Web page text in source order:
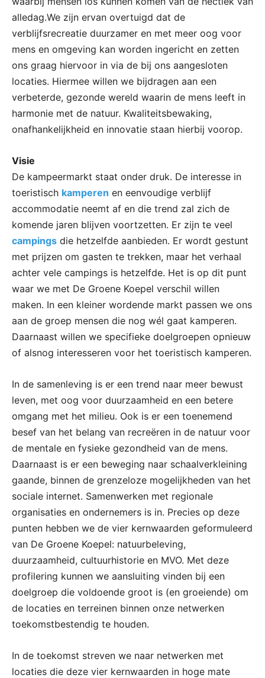
alledag.We zijn ervan overtuigd dat de
verblijfsrecreatie duurzamer en met meer oog voor
mens en omgeving kan worden ingericht en zetten
ons graag hiervoor in via de bij ons aangesloten
locaties. Hiermee willen we bijdragen aan een
verbeterde, gezonde wereld waarin de mens leeft in
harmonie met de natuur. Kwaliteitsbewaking,
onafhankelijkheid en innovatie staan hierbij voorop.
Visie
De kampeermarkt staat onder druk. De interesse in
toeristisch kamperen en eenvoudige verblijf
accommodatie neemt af en die trend zal zich de
komende jaren blijven voortzetten. Er zijn te veel
campings die hetzelfde aanbieden. Er wordt gestunt
met prijzen om gasten te trekken, maar het verhaal
achter vele campings is hetzelfde. Het is op dit punt
waar we met De Groene Koepel verschil willen
maken. In een kleiner wordende markt passen we ons
aan de groep mensen die nog wél gaat kamperen.
Daarnaast willen we specifieke doelgroepen opnieuw
of alsnog interesseren voor het toeristisch kamperen.
In de samenleving is er een trend naar meer bewust
leven, met oog voor duurzaamheid en een betere
omgang met het milieu. Ook is er een toenemend
besef van het belang van recreëren in de natuur voor
de mentale en fysieke gezondheid van de mens.
Daarnaast is er een beweging naar schaalverkleining
gaande, binnen de grenzeloze mogelijkheden van het
sociale internet. Samenwerken met regionale
organisaties en ondernemers is in. Precies op deze
punten hebben we de vier kernwaarden geformuleerd
van De Groene Koepel: natuurbeleving,
duurzaamheid, cultuurhistorie en MVO. Met deze
profilering kunnen we aansluiting vinden bij een
doelgroep die voldoende groot is (en groeiende) om
de locaties en terreinen binnen onze netwerken
toekomstbestendig te houden.
In de toekomst streven we naar netwerken met
locaties die deze vier kernwaarden in hoge mate